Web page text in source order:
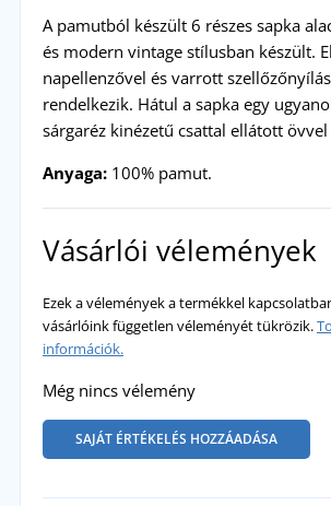
A pamutból készült 6 részes sapka
és modern vintage stílusban készült.
napellenzővel és varrott
rendelkezik. Hátul a sapka egy
sárgaréz kinézetű csattal ellátott
Anyaga:100% pamut.
Vásárlói vélemények
Ezek a vélemények a termékkel
vásárlóink független véleményét tükrözik.
információk.
Még nincs vélemény
SAJÁT ÉRTÉKELÉS HOZZÁADÁSA